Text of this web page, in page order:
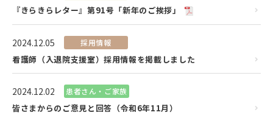
『きらきらレター』第91号「新年のご挨拶」
2024.12.05 採用情報
看護師（入退院支援室）採用情報を掲載しました
2024.12.02 患者さん・ご家族
皆さまからのご意見と回答（令和6年11月）